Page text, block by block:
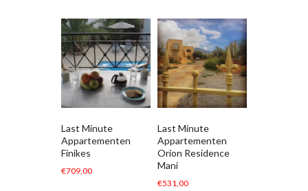
Last Minute
Appartementen
Finikes
€709,00
Last Minute
Appartementen
Orion Residence
Mani
€531,00